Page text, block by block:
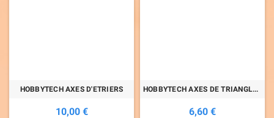
HOBBYTECH AXES D'ETRIERS
10,00 €
HOBBYTECH AXES DE TRIANGLES AV
6,60 €